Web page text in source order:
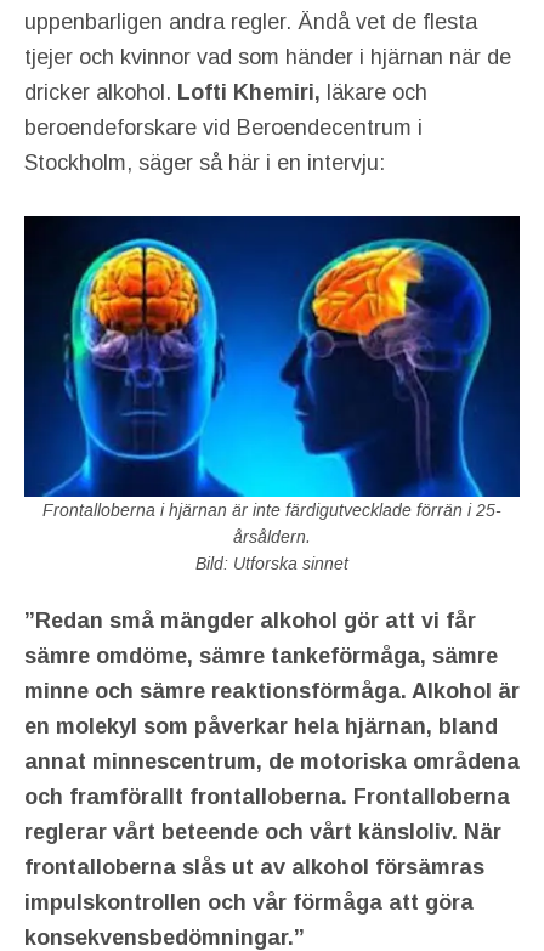
uppenbarligen andra regler. Ändå vet de flesta
tjejer och kvinnor vad som händer i hjärnan när de
dricker alkohol. Lofti Khemiri, läkare och
beroendeforskare vid Beroendecentrum i
Stockholm, säger så här i en intervju:
Frontalloberna i hjärnan är inte färdigutvecklade förrän i 25-
årsåldern.
Bild: Utforska sinnet
”Redan små mängder alkohol gör att vi får
sämre omdöme, sämre tankeförmåga, sämre
minne och sämre reaktionsförmåga. Alkohol är
en molekyl som påverkar hela hjärnan, bland
annat minnescentrum, de motoriska områdena
och framförallt frontalloberna. Frontalloberna
reglerar vårt beteende och vårt känsloliv. När
frontalloberna slås ut av alkohol försämras
impulskontrollen och vår förmåga att göra
konsekvensbedömningar.”